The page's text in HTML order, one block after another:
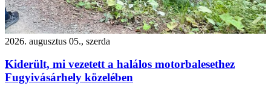
2026. augusztus 05., szerda
Kiderült, mi vezetett a halálos motorbalesethez
Fugyivásárhely közelében